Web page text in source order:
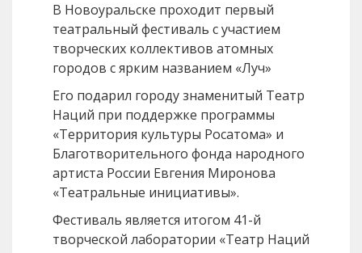
В Новоуральске проходит первый
театральный фестиваль с участием
творческих коллективов атомных
городов с ярким названием «Луч»
Его подарил городу знаменитый Театр
Наций при поддержке программы
«Территория культуры Росатома» и
Благотворительного фонда народного
артиста России Евгения Миронова
«Театральные инициативы».
Фестиваль является итогом 41-й
творческой лаборатории «Театр Наций